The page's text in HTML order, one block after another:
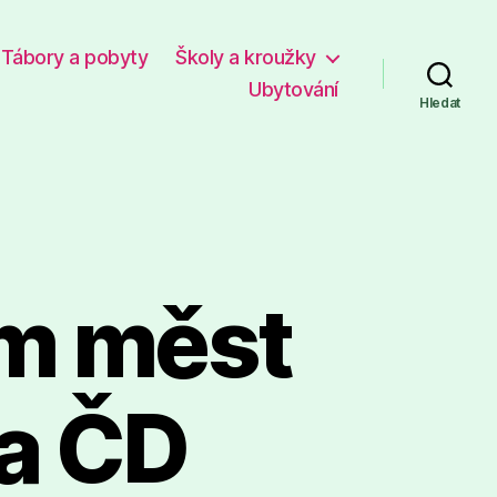
Tábory a pobyty
Školy a kroužky
Ubytování
Hledat
měst
ČD